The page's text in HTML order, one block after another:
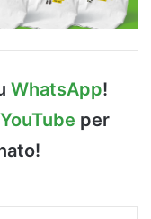
WhatsApp!
per